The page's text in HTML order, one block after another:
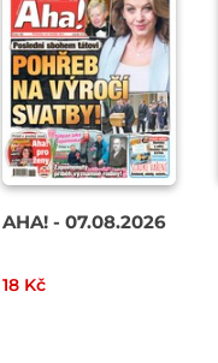
AHA! - 07.08.2026
18 Kč